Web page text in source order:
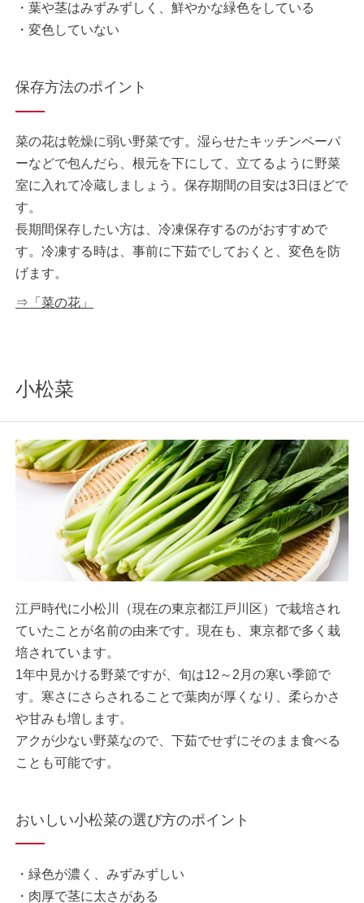
・葉や茎はみずみずしく、鮮やかな緑色をしている
・変色していない
保存方法のポイント
菜の花は乾燥に弱い野菜です。湿らせたキッチンペーパ
ーなどで包んだら、根元を下にして、立てるように野菜
室に入れて冷蔵しましょう。保存期間の目安は3日ほどで
す。
長期間保存したい方は、冷凍保存するのがおすすめで
す。冷凍する時は、事前に下茹でしておくと、変色を防
げます。
⇒「菜の花」
小松菜
江戸時代に小松川（現在の東京都江戸川区）で栽培され
ていたことが名前の由来です。現在も、東京都で多く栽
培されています。
1年中見かける野菜ですが、旬は12～2月の寒い季節で
す。寒さにさらされることで葉肉が厚くなり、柔らかさ
や甘みも増します。
アクが少ない野菜なので、下茹でせずにそのまま食べる
ことも可能です。
おいしい小松菜の選び方のポイント
・緑色が濃く、みずみずしい
・肉厚で茎に太さがある